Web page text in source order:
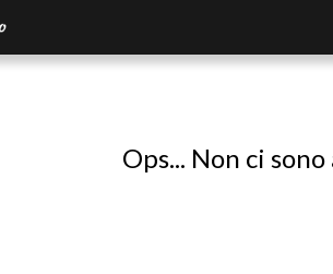
Ops... Non ci